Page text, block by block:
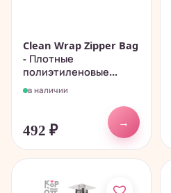
Clean Wrap Zipper Bag
- Плотные
полиэтиленовые...
в наличии
492 ₽
→